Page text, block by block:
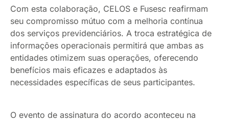
Com esta colaboração, CELOS e Fusesc reafirmam
seu compromisso mútuo com a melhoria contínua
dos serviços previdenciários. A troca estratégica de
informações operacionais permitirá que ambas as
entidades otimizem suas operações, oferecendo
benefícios mais eficazes e adaptados às
necessidades específicas de seus participantes.
O evento de assinatura do acordo aconteceu na